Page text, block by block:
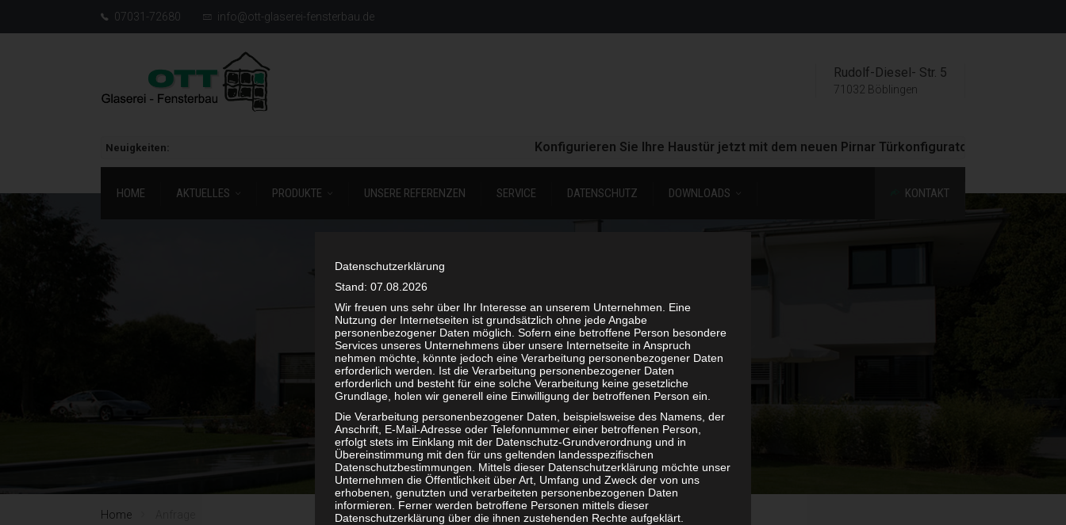
07031-72680 info@ott-glaserei-fensterbau.de
Rudolf-Diesel- Str. 5
71032 Böblingen
Neuigkeiten: Konfigurieren Sie Ihre Haustür jetzt mit dem neuen Pirnar Türkonfigurator!
HOME AKTUELLES PRODUKTE UNSERE REFERENZEN SERVICE DATENSCHUTZ KONTAKT
DOWNLOADS
ANFRAGE
Home
Datenschutzerklärung
Stand: 07.08.2026
Wir freuen uns sehr über Ihr Interesse an unserem Unternehmen. Eine
Nutzung der Internetseiten ist grundsätzlich ohne jede Angabe
personenbezogener Daten möglich. Sofern eine betroffene Person besondere
Services unseres Unternehmens über unsere Internetseite in Anspruch
nehmen möchte, könnte jedoch eine Verarbeitung personenbezogener Daten
erforderlich werden. Ist die Verarbeitung personenbezogener Daten
erforderlich und besteht für eine solche Verarbeitung keine gesetzliche
Grundlage, holen wir generell eine Einwilligung der betroffenen Person ein.
Die Verarbeitung personenbezogener Daten, beispielsweise des Namens, der
Anschrift, E-Mail-Adresse oder Telefonnummer einer betroffenen Person,
erfolgt stets im Einklang mit der Datenschutz-Grundverordnung und in
Übereinstimmung mit den für uns geltenden landesspezifischen
Datenschutzbestimmungen. Mittels dieser Datenschutzerklärung möchte unser
Unternehmen die Öffentlichkeit über Art, Umfang und Zweck der von uns
erhobenen, genutzten und verarbeiteten personenbezogenen Daten
informieren. Ferner werden betroffene Personen mittels dieser
Datenschutzerklärung über die ihnen zustehenden Rechte aufgeklärt.